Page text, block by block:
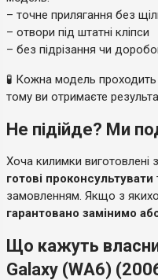
– точне прилягання без
– отвори під штатні кліпси
– без підрізання чи
🧪 Кожна модель проходить
тому ви отримаєте
Не підійде? Ми
Хоча килимки виготовлені
готові проконсультувати
замовленням. Якщо з
гарантовано замінимо
Що кажуть
Galaxy (WA6)